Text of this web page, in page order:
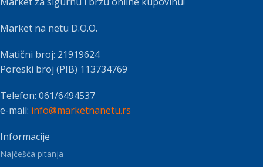
Market na netu D.O.O.
Matični broj: 21919624
Poreski broj (PIB) 113734769
Telefon: 061/6494537
e-mail: info@marketnanetu.rs
Informacije
Najčešća pitanja